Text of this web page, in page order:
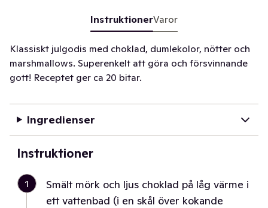
InstruktionerVaror
Klassiskt julgodis med choklad, dumlekolor, nötter och
marshmallows. Superenkelt att göra och försvinnande
gott! Receptet ger ca 20 bitar.
Ingredienser
Instruktioner
1
Smält mörk och ljus choklad på låg värme i
ett vattenbad (i en skål över kokande